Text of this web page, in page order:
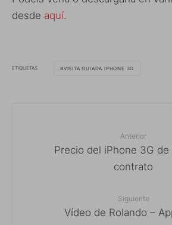
desde aquí.
ETIQUETAS VISITA GUIADA IPHONE 3G
Anterior
Precio del iPhone 3G de
contrato
Siguiente
Vídeo de Rolando –